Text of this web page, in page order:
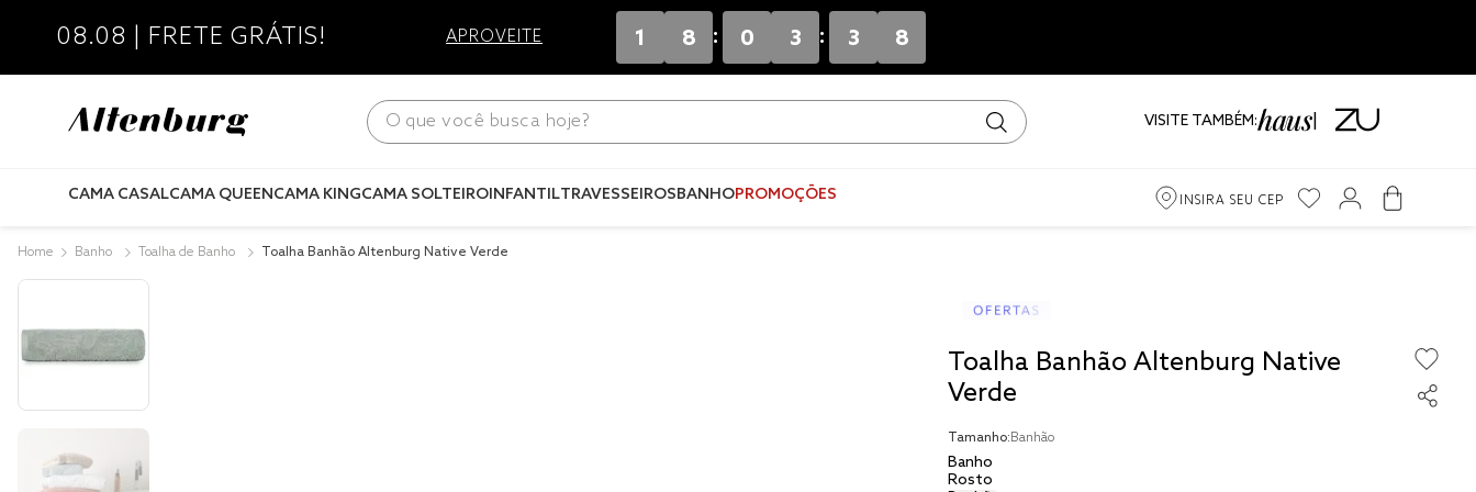
08.08 | FRETE GRÁTIS! APROVEITE 1 8 : 0 3 : 3 8
O que você busca hoje?
VISITE TAMBÉM:
CAMA CASALCAMA QUEENCAMA KINGCAMA SOLTEIROINFANTILTRAVESSEIROSBANHOPROMOÇÕES INSIRA SEU CEP
Banho Toalha de Banho Toalha Banhão Altenburg Native Verde
Toalha Banhão Altenburg Native
Verde
Tamanho: Banhão
Banho
Rosto
travesseiro
tencel